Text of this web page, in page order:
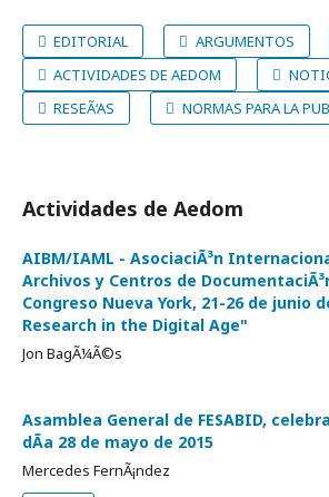
EDITORIAL ARGUMENTOS
ACTIVIDADES DE AEDOM
RESEÃ‘AS
NORMAS PARA LA
Actividades de Aedom
AIBM/IAML - AsociaciÃ³n
Archivos y Centros de
Congreso Nueva York, 21-26 de junio
Research in the Digital Age"
Jon BagÃ¼Ã©s
Asamblea General de FESABID,
dÃ­a 28 de mayo de 2015
Mercedes FernÃ¡ndez